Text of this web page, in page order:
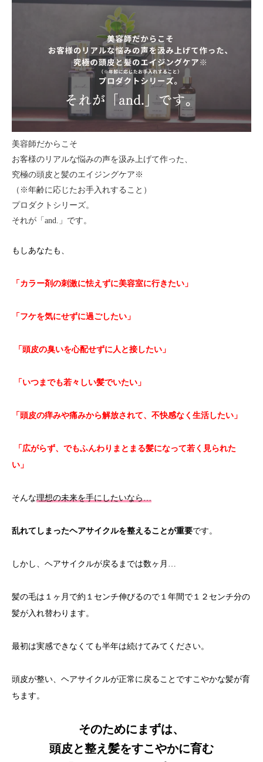
美容師だからこそ
お客様のリアルな悩みの声を汲み上げて作った、
究極の頭皮と髪のエイジングケア※
（※年齢に応じたお手入れすること）
プロダクトシリーズ。
それが「and.」です。
もしあなたも、
「カラー剤の刺激に怯えずに美容室に行きたい」
「フケを気にせずに過ごしたい」
「頭皮の臭いを心配せずに人と接したい」
「いつまでも若々しい髪でいたい」
「頭皮の痒みや痛みから解放されて、不快感なく生活したい」
「広がらず、でもふんわりまとまる髪になって若く見られた
い」
そんな理想の未来を手にしたいなら…
乱れてしまったヘアサイクルを整えることが重要です。
しかし、ヘアサイクルが戻るまでは数ヶ月…
髪の毛は１ヶ月で約１センチ伸びるので１年間で１２センチ分の
髪が入れ替わります。
最初は実感できなくても半年は続けてみてください。
頭皮が整い、ヘアサイクルが正常に戻ることですこやかな髪が育
ちます 。
そのためにまずは、
頭皮と整え髪をすこやかに育む